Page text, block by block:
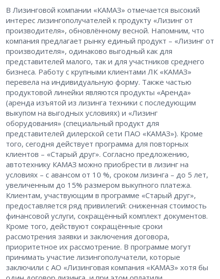
В Лизинговой компании «КАМАЗ» отмечается высокий
интерес лизингополучателей к продукту «Лизинг от
производителя», обновлённому весной. Напомним, что
компания предлагает рынку единый продукт – «Лизинг от
производителя», одинаково выгодный как для
представителей малого, так и для участников среднего
бизнеса. Работу с крупными клиентами ЛК «КАМАЗ»
перевела на индивидуальную форму. Также частью
продуктовой линейки являются продукты «Аренда»
(аренда изъятой из лизинга техники с последующим
выкупом на выгодных условиях) и «Лизинг
оборудования» (специальный продукт для
представителей дилерской сети ПАО «КАМАЗ»). Кроме
того, сегодня действует программа для повторных
клиентов – «Старый друг». Согласно предложению,
автотехнику КАМАЗ можно приобрести в лизинг на
условиях – с авансом от 10 %, сроком лизинга – до 5 лет,
увеличенным до 15% размером выкупного платежа.
Клиентам, участвующим в программе «Старый друг»,
предоставляется ряд привилегий: сниженная стоимость
финансовой услуги, сокращённый комплект документов.
Кроме того, действуют сокращённые сроки
рассмотрения заявки и заключения договора,
приоритетное их рассмотрение. В программе могут
принимать участие лизингополучатели, которые
заключили с АО «Лизинговая компания «КАМАЗ» хотя бы